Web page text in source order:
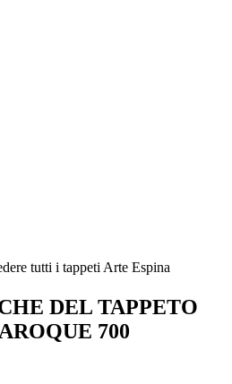
tutti i tappeti Arte Espina
DEL TAPPETO
700